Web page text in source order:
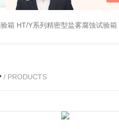
箱 HT/Y系列精密型盐雾腐蚀试验箱
/ PRODUCTS